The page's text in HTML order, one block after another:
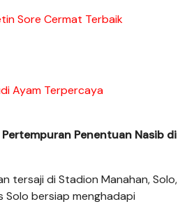
Sore Cermat Terbaik
Ayam Terpercaya
Pertempuran Penentuan Nasib di
tersaji di Stadion Manahan, Solo,
Solo bersiap menghadapi